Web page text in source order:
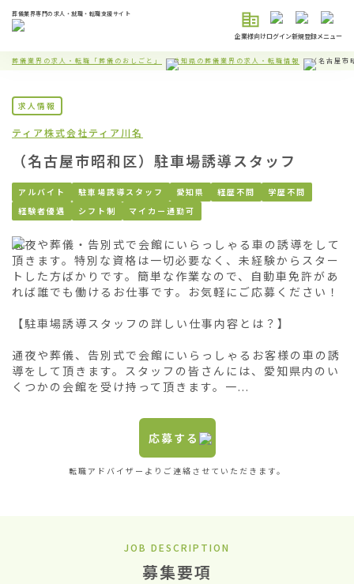
葬儀業界専門の求人・就職・転職支援サイト
企業様向けログイン新規登録メニュー
葬儀業界の求人・転職「葬儀のおしごと」 愛知県の葬儀業界の求人・転職情報 （名古屋市
求人情報
ティア株式会社ティア川名
（名古屋市昭和区）駐車場誘導スタッフ
アルバイト 駐車場誘導スタッフ 愛知県 経歴不問
学歴不問
経験者優遇
シフト制 マイカー通勤可
通夜や葬儀・告別式で会館にいらっしゃる車の誘導をして
頂きます。特別な資格は一切必要なく、未経験からスター
トした方ばかりです。簡単な作業なので、自動車免許があ
れば誰でも働けるお仕事です。お気軽にご応募ください！
【駐車場誘導スタッフの詳しい仕事内容とは？】
通夜や葬儀、告別式で会館にいらっしゃるお客様の車の誘
導をして頂きます。スタッフの皆さんには、愛知県内のい
くつかの会館を受け持って頂きます。一...
応募する
転職アドバイザーよりご連絡させていただきます。
JOB DESCRIPTION
募集要項